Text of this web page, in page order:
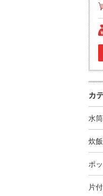
カ
水
炊飯
ポ
片